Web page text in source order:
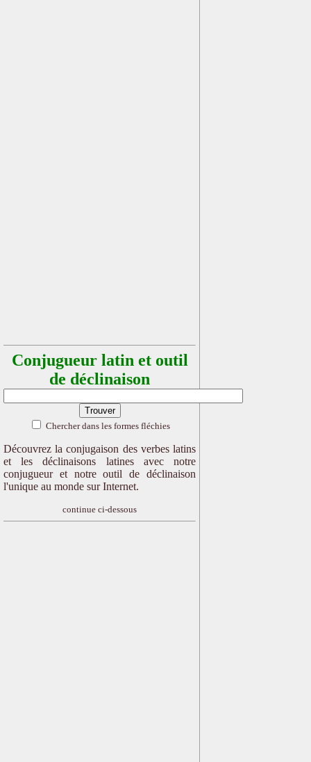
Conjugueur latin et outil
de déclinaison
Chercher dans les formes fléchies
Découvrez la conjugaison des verbes latins
et les déclinaisons latines avec notre
conjugueur et notre outil de déclinaison
l'unique au monde sur Internet.
continue ci-dessous